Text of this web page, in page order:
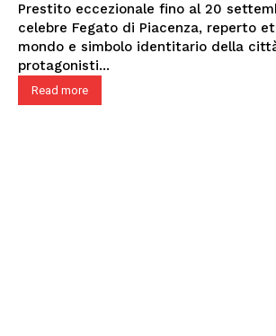
Prestito eccezionale fino al 20 settembre
celebre Fegato di Piacenza, reperto
mondo e simbolo identitario della
protagonisti...
Read more